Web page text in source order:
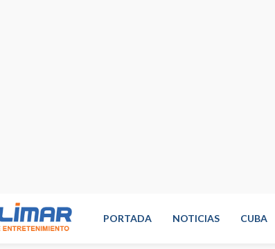
PORTADA NOTICIAS CUBA